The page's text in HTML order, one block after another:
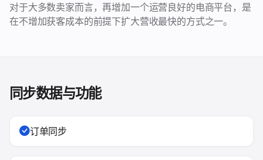
对于大多数卖家而言，再增加一个运营良好的电商平台，是
在不增加获客成本的前提下扩大营收最快的方式之一。
同步数据与功能
订单同步